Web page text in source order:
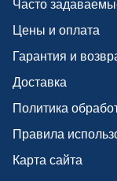
Часто
Цены и оплата
Гарантия и
Доставка
Политика
Правила
Карта сайта